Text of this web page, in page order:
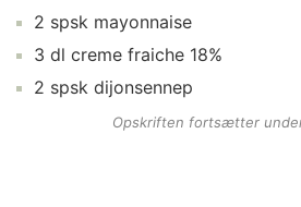
2 spsk mayonnaise
3 dl creme fraiche 18%
2 spsk dijonsennep
Opskriften fortsætter